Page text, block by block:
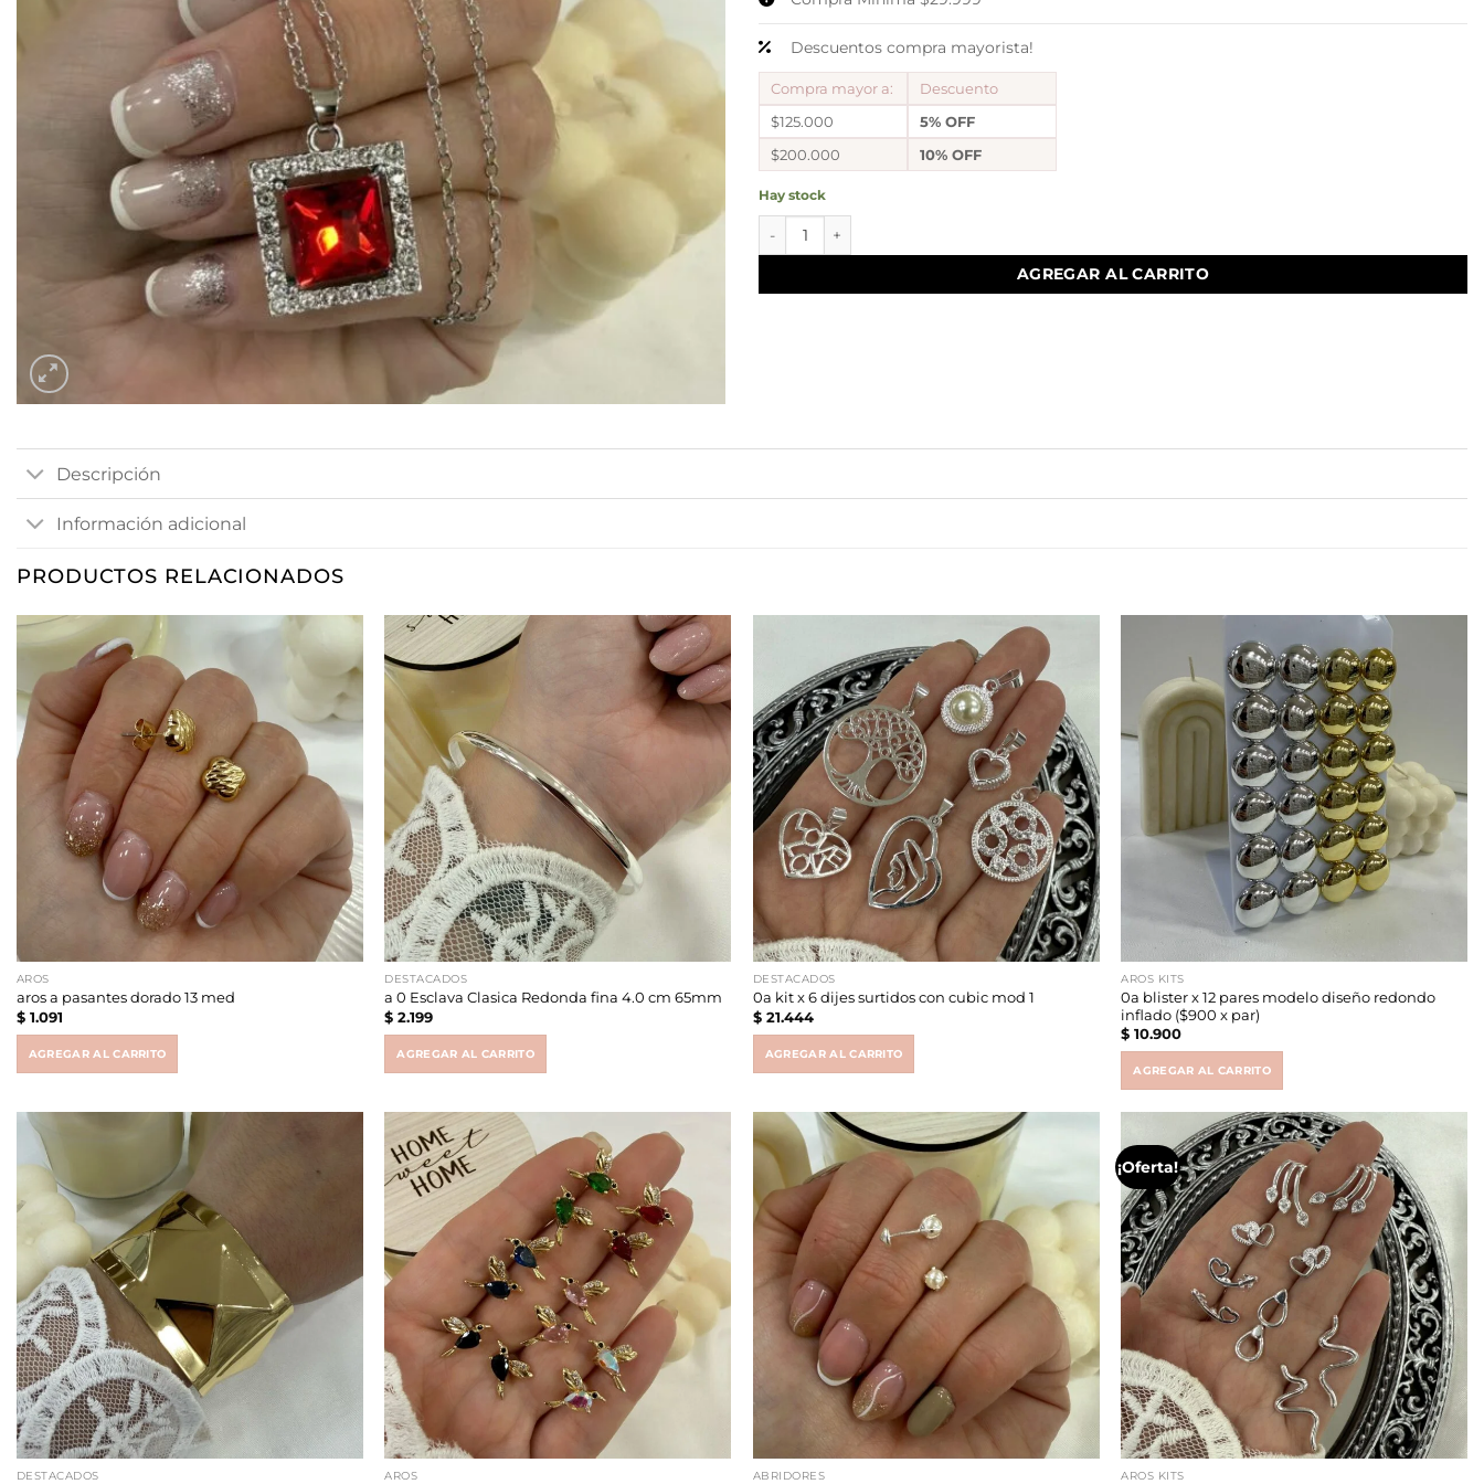
Descuentos compra mayorista!
Compra mayor a:
Descuento
$125.000
5% OFF
$200.000
10% OFF
Hay stock
conjunto plateado mod 2 cantidad
AGREGAR AL CARRITO
Descripción
Información adicional
PRODUCTOS RELACIONADOS
AROS
aros a pasantes dorado 13 med
$1.091
AGREGAR AL CARRITO
DESTACADOS
a 0 Esclava Clasica Redonda fina 4.0 cm 65mm
$ 2.199
AGREGAR AL CARRITO
DESTACADOS
0a kit x 6 dijes surtidos con cubic mod 1
$21.444
AGREGAR AL CARRITO
AROS KITS
0a blister x 12 pares modelo diseño redondo
inflado ($900 x par)
$ 10.900
AGREGAR AL CARRITO
DESTACADOS AROS ABRIDORES
¡Oferta!
AROS KITS